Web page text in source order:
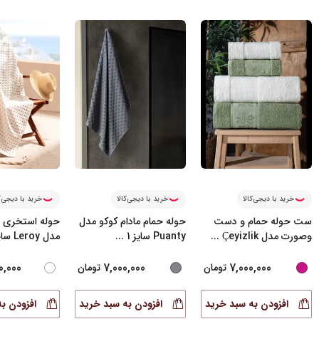
خرید با دیجی‌کالا
ست حوله حمام و دست
وصورت مدل Çeyizlik
...
7,000,000 تومان
افزودن به سبد خرید
خرید با دیجی‌کالا
حوله حمام مادام کوکو مدل
Puanty سایز 1
...
7,000,000 تومان
افزودن به سبد خرید
خرید با
حوله استخری
مدل Leroy سایز
افزودن